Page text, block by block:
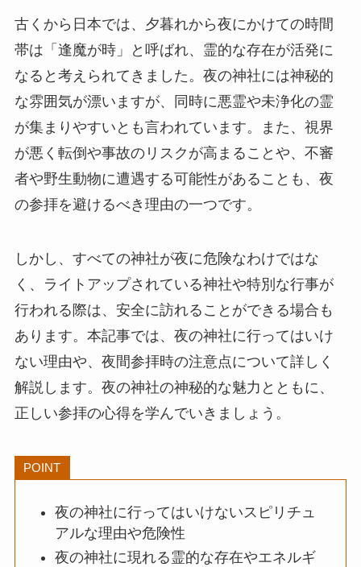
古くから日本では、夕暮れから夜にかけての時間
帯は「逢魔が時」と呼ばれ、霊的な存在が活発に
なると考えられてきました。夜の神社には神秘的
な雰囲気が漂いますが、同時に悪霊や未浄化の霊
が集まりやすいとも言われています。また、視界
が悪く転倒や事故のリスクが高まることや、不審
者や野生動物に遭遇する可能性があることも、夜
の参拝を避けるべき理由の一つです。
しかし、すべての神社が夜に危険なわけではな
く、ライトアップされている神社や特別な行事が
行われる際は、安全に訪れることができる場合も
あります。本記事では、夜の神社に行ってはいけ
ない理由や、夜間参拝時の注意点について詳しく
解説します。夜の神社の神秘的な魅力とともに、
正しい参拝の心得を学んでいきましょう。
POINT
夜の神社に行ってはいけないスピリチュ
アルな理由や危険性
夜の神社に現れる霊的な存在やエネルギ